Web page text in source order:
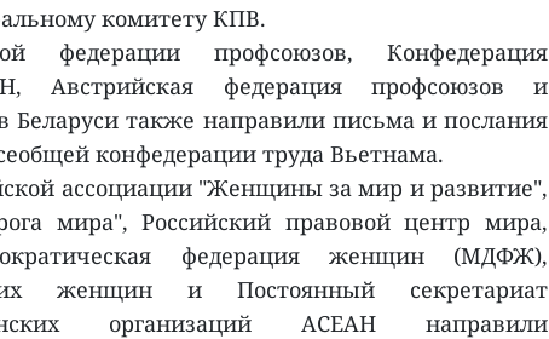
комитету КПВ.
федерации профсоюзов, Конфедерация
Австрийская федерация профсоюзов и
Беларуси также направили письма и послания
конфедерации труда Вьетнама.
ассоциации "Женщины за мир и развитие",
мира", Российский правовой центр мира,
федерация женщин (МДФЖ),
женщин и Постоянный секретариат
организаций АСЕАН направили